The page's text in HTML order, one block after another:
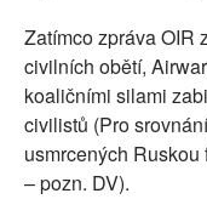
Zatímco zpráva OIR
civilních obětí,
koaličními silami
civilistů (Pro
usmrcených
– pozn. DV).